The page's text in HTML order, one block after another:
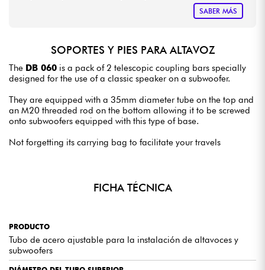
SABER MÁS
SOPORTES Y PIES PARA ALTAVOZ
The DB 060 is a pack of 2 telescopic coupling bars specially
designed for the use of a classic speaker on a subwoofer.
They are equipped with a 35mm diameter tube on the top and
an M20 threaded rod on the bottom allowing it to be screwed
onto subwoofers equipped with this type of base.
Not forgetting its carrying bag to facilitate your travels
FICHA TÉCNICA
PRODUCTO
Tubo de acero ajustable para la instalación de altavoces y
subwoofers